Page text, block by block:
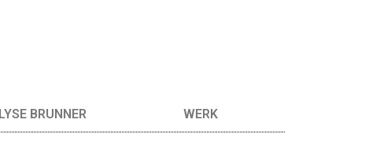
BRUNNER WERK